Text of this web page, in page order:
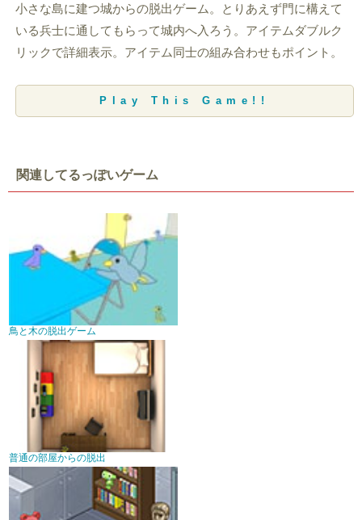
小さな島に建つ城からの脱出ゲーム。とりあえず門に構えて
いる兵士に通してもらって城内へ入ろう。アイテムダブルク
リックで詳細表示。アイテム同士の組み合わせもポイント。
Play This Game!!
関連してるっぽいゲーム
鳥と木の脱出ゲーム
普通の部屋からの脱出